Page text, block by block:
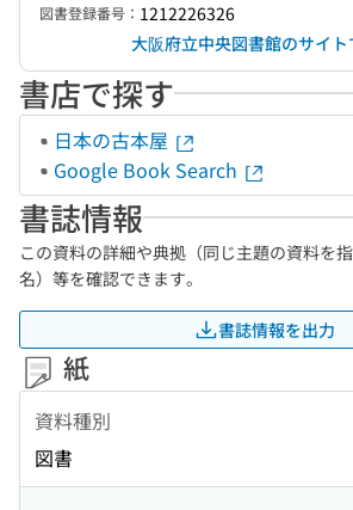
図書登録番号： 1212226326
大阪府立中央図書館のサイ
書店で探す
日本の古本屋
Google Book Search
書誌情報
この資料の詳細や典拠（同じ主題の資料を
名）等を確認できます。
書誌情報を出力
紙
資料種別
図書